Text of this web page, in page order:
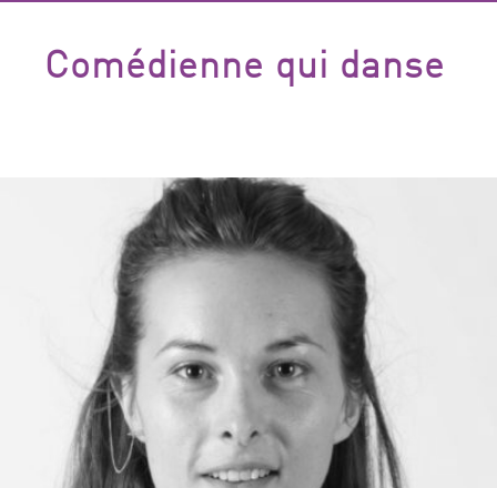
Comédienne qui danse